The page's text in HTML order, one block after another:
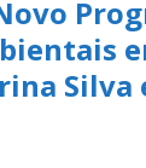
Silva